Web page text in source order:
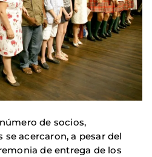
de socios,
acercaron, a pesar del
de entrega de los